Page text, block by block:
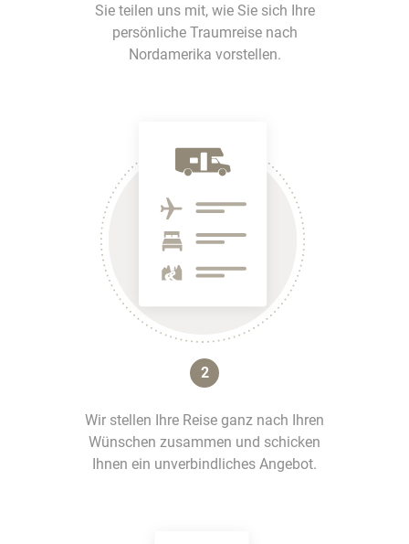
Sie teilen uns mit, wie Sie sich Ihre
persönliche Traumreise nach
Nordamerika vorstellen.
2
Wir stellen Ihre Reise ganz nach Ihren
Wünschen zusammen und schicken
Ihnen ein unverbindliches Angebot.